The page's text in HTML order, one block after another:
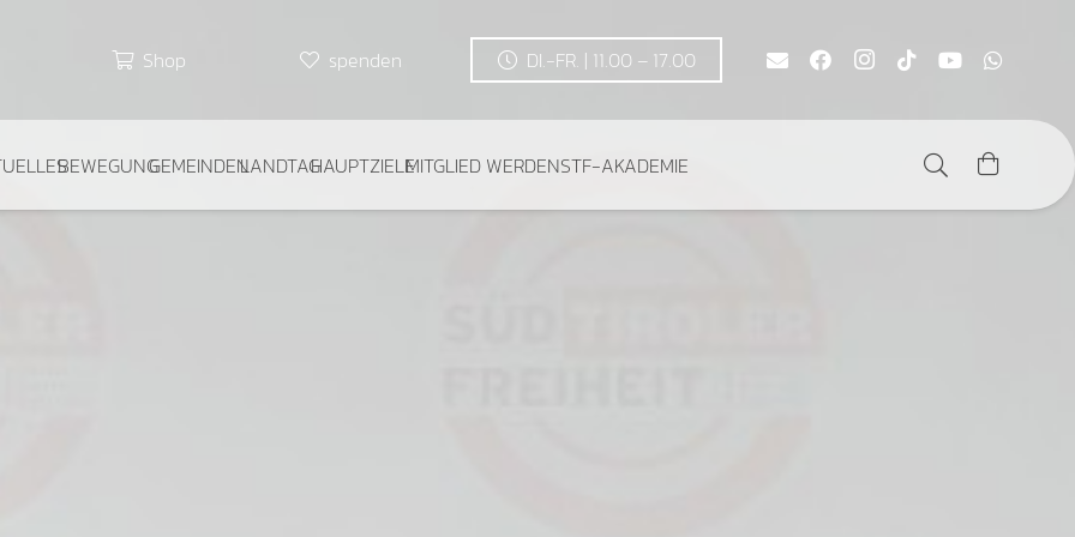
Shop spenden DI.-FR. | 11.00 – 17.00
BEWEGUNGGEMEINDENLANDTAGHAUPTZIELEMITGLIED WERDENSTF-AKADEMIE